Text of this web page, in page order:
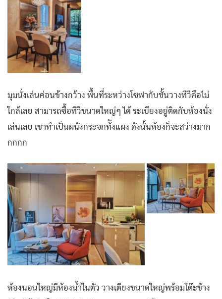
มุมนั่งเล่นค่อนข้างกว้าง พื้นที่ระหว่างโซฟากับชั้นวางทีวีคือไม่
ใกล้เลย สามารถซื้อทีวีขนาดใหญ่ๆ ได้ ระเบียงอยู่ติดกับห้องนั่ง
เล่นเลย เขาทำเป็นผนังกระจกท้ังแผง ดังนั้นห้องก็จะสว่างมาก
กกกก
ห้องนอนใหญ่มีห้องน้ำในตัว วางเตียงขนาดใหญ่พร้อมโต๊ะข้าง